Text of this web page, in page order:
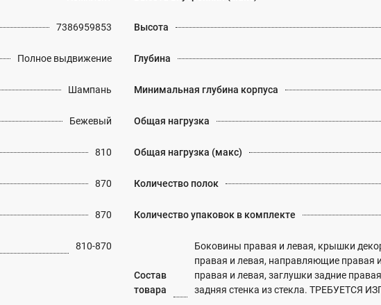
7386959853
Полное выдвижение
Шампань
Бежевый
810
870
870
810-870
Высота
Глубина
Минимальная глубина корпуса
Общая нагрузка
Общая нагрузка (макс)
Количество полок
Количество упаковок в комплекте
Состав
товара
Боковины правая и левая, крышки
правая и левая, направляющие правая
правая и левая, заглушки задние
задняя стенка из стекла. ТРЕБУЕТСЯ